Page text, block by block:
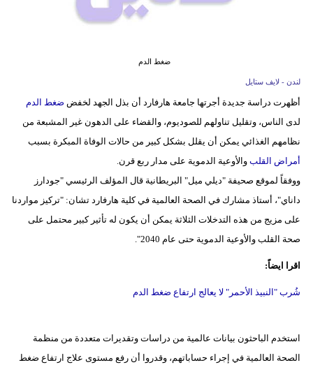
ضغط الدم
لندن - لايف ستايل
أظهرت دراسة جديدة أجرتها جامعة هارفارد أن بذل الجهد لخفض ضغط الدم
لدى الناس، وتقليل تناولهم للصوديوم، والقضاء على الدهون غير المشبعة من
نظامهم الغذائي يمكن أن يقلل بشكل كبير من حالات الوفاة المبكرة بسبب
أمراض القلب والأوعية الدموية على مدار ربع قرن.
ووفقاً لموقع صحيفة "ديلي ميل" البريطانية قال المؤلف الرئيسي "جودارز
داناي"، أستاذ مشارك في الصحة العالمية في كلية هارفارد تشان: "تركيز مواردنا
على مزيج من هذه التدخلات الثلاثة يمكن أن يكون له تأثير كبير محتمل على
صحة القلب والأوعية الدموية حتى عام 2040".
اقرا ايضاً:
شُرب "النبيذ الأحمر" لا يعالج ارتفاع ضغط الدم
استخدم الباحثون بيانات عالمية من دراسات وتقديرات متعددة من منظمة
الصحة العالمية في إجراء حساباتهم، وقدروا أن رفع مستوى علاج ارتفاع ضغط